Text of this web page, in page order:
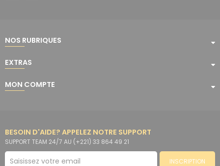
NOS RUBRIQUES
EXTRAS
MON COMPTE
BESOIN D'AIDE? APPELEZ NOTRE SUPPORT
SUPPORT TEAM 24/7 AU (+221) 33 864 49 21
INSCRIPTION